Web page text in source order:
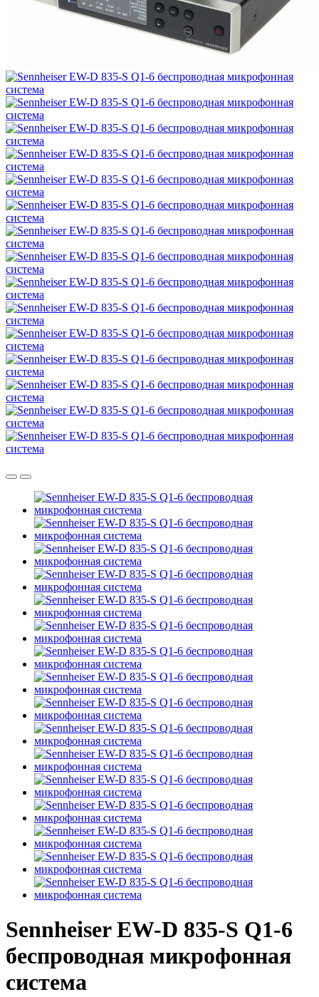
Sennheiser EW-D 835-S Q1-6
беспроводная микрофонная
система